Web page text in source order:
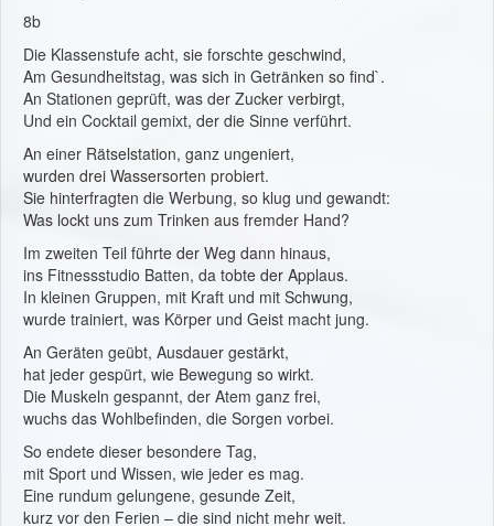
8b
Die Klassenstufe acht, sie forschte geschwind,
Am Gesundheitstag, was sich in Getränken so find`.
An Stationen geprüft, was der Zucker verbirgt,
Und ein Cocktail gemixt, der die Sinne verführt.
An einer Rätselstation, ganz ungeniert,
wurden drei Wassersorten probiert.
Sie hinterfragten die Werbung, so klug und gewandt:
Was lockt uns zum Trinken aus fremder Hand?
Im zweiten Teil führte der Weg dann hinaus,
ins Fitnessstudio Batten, da tobte der Applaus.
In kleinen Gruppen, mit Kraft und mit Schwung,
wurde trainiert, was Körper und Geist macht jung.
An Geräten geübt, Ausdauer gestärkt,
hat jeder gespürt, wie Bewegung so wirkt.
Die Muskeln gespannt, der Atem ganz frei,
wuchs das Wohlbefinden, die Sorgen vorbei.
So endete dieser besondere Tag,
mit Sport und Wissen, wie jeder es mag.
Eine rundum gelungene, gesunde Zeit,
kurz vor den Ferien – die sind nicht mehr weit.